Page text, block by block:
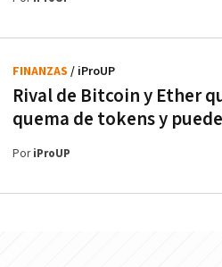
Rival de Bitcoin y Ether
quema de tokens y
FINANZAS / iProUP
PoriProUP